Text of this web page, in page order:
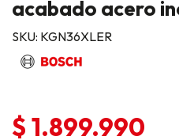
acabado acero
SKU: KGN36XLER
$ 1.899.990